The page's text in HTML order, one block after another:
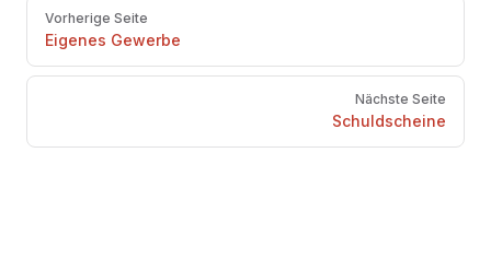
Pager
Vorherige Seite
Eigenes Gewerbe
Nächste Seite
Schuldscheine